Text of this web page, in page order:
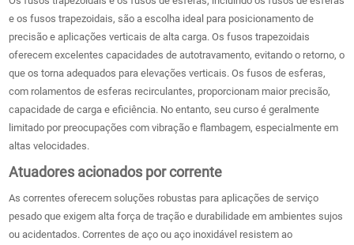
e os fusos trapezoidais, são a escolha ideal para posicionamento de
precisão e aplicações verticais de alta carga. Os fusos trapezoidais
oferecem excelentes capacidades de autotravamento, evitando o retorno, o
que os torna adequados para elevações verticais. Os fusos de esferas,
com rolamentos de esferas recirculantes, proporcionam maior precisão,
capacidade de carga e eficiência. No entanto, seu curso é geralmente
limitado por preocupações com vibração e flambagem, especialmente em
altas velocidades.
Atuadores acionados por corrente
As correntes oferecem soluções robustas para aplicações de serviço
pesado que exigem alta força de tração e durabilidade em ambientes sujos
ou acidentados. Correntes de aço ou aço inoxidável resistem ao